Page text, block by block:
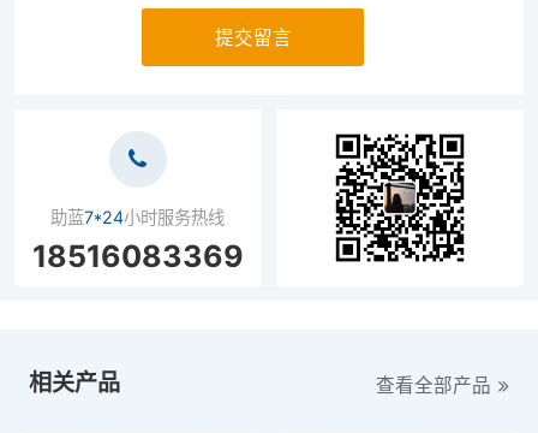
提交留言
助蓝7*24小时服务热线
18516083369
相关产品 查看全部产品